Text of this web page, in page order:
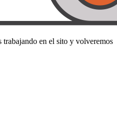
trabajando en el sito y volveremos